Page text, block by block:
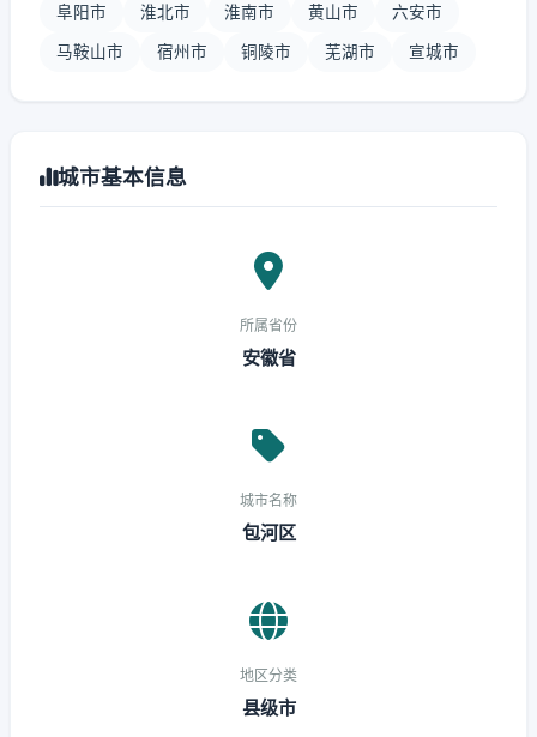
阜阳市 淮北市 淮南市 黄山市 六安市
马鞍山市 宿州市 铜陵市 芜湖市 宣城市
城市基本信息
所属省份
安徽省
城市名称
包河区
地区分类
县级市